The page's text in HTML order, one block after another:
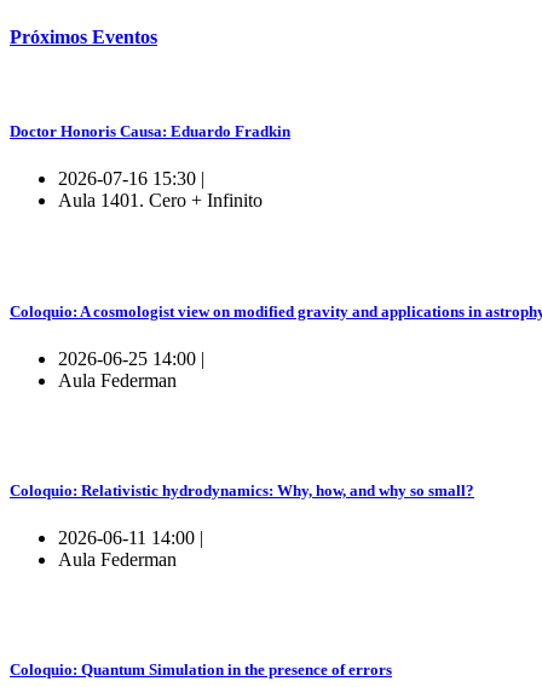
Próximos Eventos
Doctor Honoris Causa: Eduardo Fradkin
2026-07-16 15:30 |
Aula 1401. Cero + Infinito
Coloquio: A cosmologist view on modified gravity and applications in
2026-06-25 14:00 |
Aula Federman
Coloquio: Relativistic hydrodynamics: Why, how, and why so small?
2026-06-11 14:00 |
Aula Federman
Coloquio: Quantum Simulation in the presence of errors